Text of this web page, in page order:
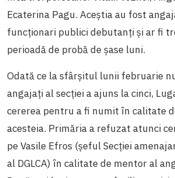
Ecaterina Pagu. Aceștia au fost
funcționari publici debutanți și ar fi
perioadă de probă de șase luni.
Odată ce la sfârșitul lunii februarie
angajați al secției a ajuns la cinci,
cererea pentru a fi numit în calitate
acesteia. Primăria a refuzat atunci
pe Vasile Efros (șeful Secției
al DGLCA) în calitate de mentor al